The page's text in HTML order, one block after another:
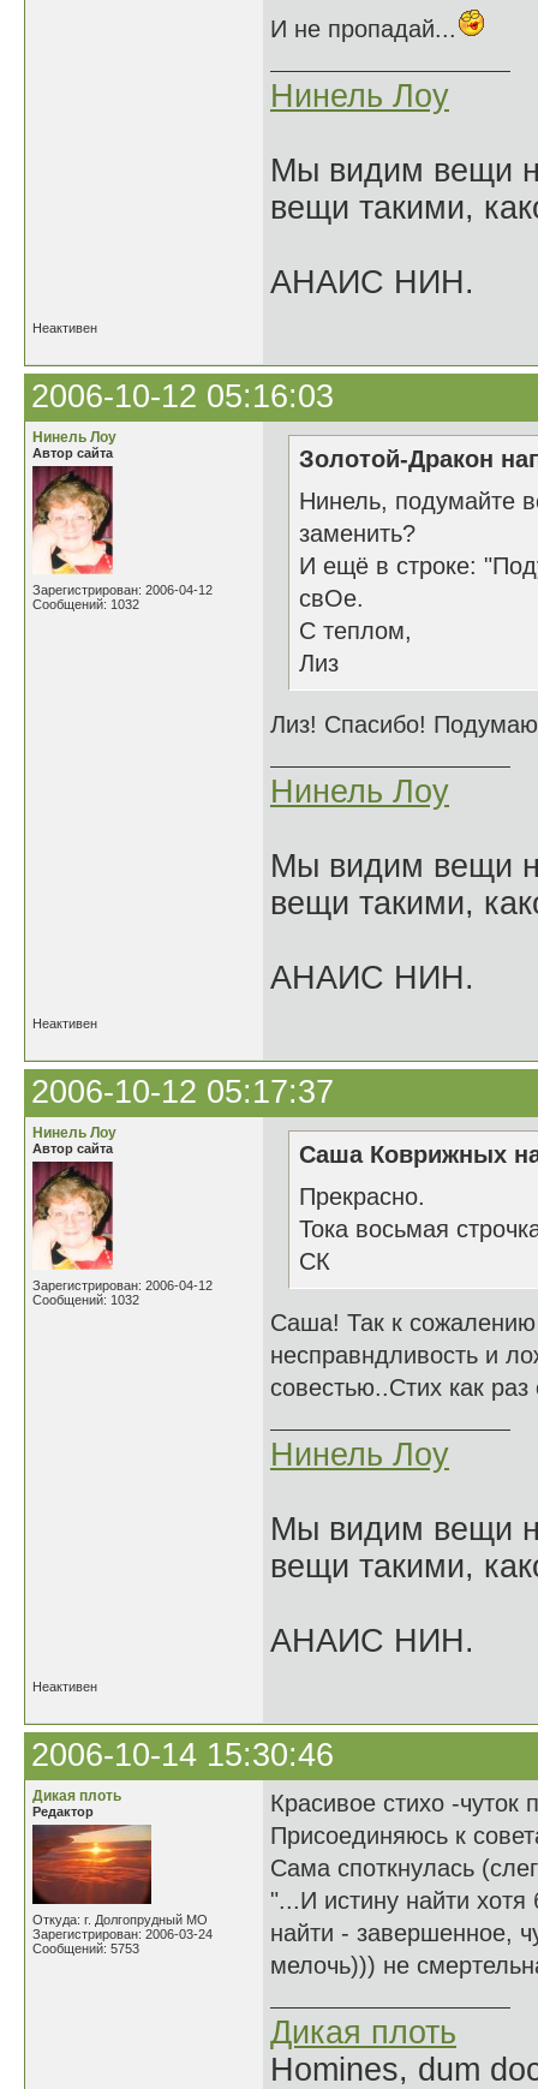
И не пропадай...
Нинель Лоу
Мы видим вещи
вещи такими,
АНАИС НИН.
Неактивен
2006-10-12 05:16:03
Нинель Лоу
Автор сайта
Зарегистрирован: 2006-04-12
Сообщений: 1032
Золотой-Дракон
Нинель, подумайте
заменить?
И ещё в строке:
свОе.
С теплом,
Лиз
Лиз! Спасибо!
Нинель Лоу
Мы видим вещи
вещи такими,
АНАИС НИН.
Неактивен
2006-10-12 05:17:37
Нинель Лоу
Автор сайта
Зарегистрирован: 2006-04-12
Сообщений: 1032
Саша Коврижных
Прекрасно.
Тока восьмая
СК
Саша! Так к
несправндливость и
совестью..Стих как
Нинель Лоу
Мы видим вещи
вещи такими,
АНАИС НИН.
Неактивен
2006-10-14 15:30:46
Дикая плоть
Редактор
Откуда: г. Долгопрудный МО
Зарегистрирован: 2006-03-24
Сообщений: 5753
Красивое стихо -
Присоединяюсь к
Сама споткнулась
"...И истину найти
найти - завершенное,
мелочь))) не
Дикая плоть
Homines, dum